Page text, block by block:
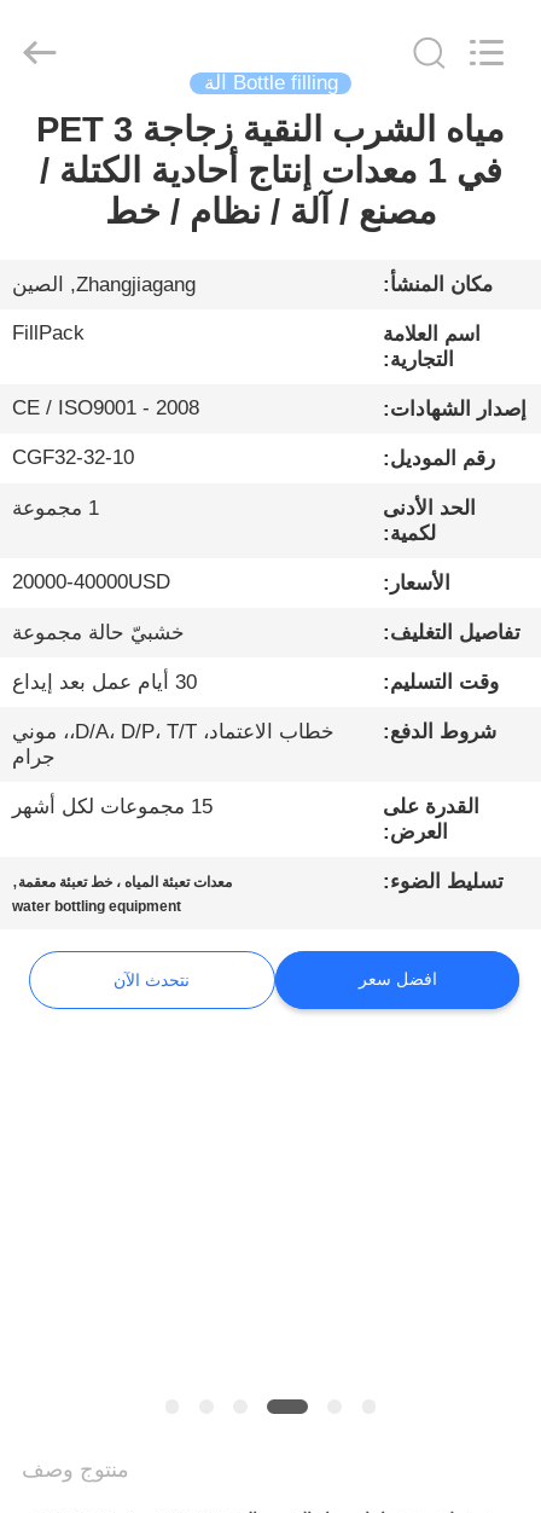
الصفحة
الرئيسية
معلومات
جولة
المعمل
مراقبة
الجودة
اتصل
الآن
Machinery
Bottle filling آلة
مياه الشرب النقية زجاجة PET 3
في 1 معدات إنتاج أحادية الكتلة /
مصنع / آلة / نظام / خط
مكان المنشأ: Zhangjiagang, الصين
اسم العلامة
التجارية:
FillPack
إصدار الشهادات: CE / ISO9001 - 2008
رقم الموديل: CGF32-32-10
الحد الأدنى
لكمية:
1 مجموعة
الأسعار: 20000-40000USD
تفاصيل التغليف: خشبيّ حالة مجموعة
وقت التسليم: 30 أيام عمل بعد إيداع
شروط الدفع:
خطاب الاعتماد، D/A، D/P، T/T،، موني
جرام
القدرة على
العرض:
15 مجموعات لكل أشهر
تسليط الضوء: معدات تعبئة المياه ، خط تعبئة معقمة,
water bottling equipment
افضل سعر نتحدث الآن
منتوج وصف